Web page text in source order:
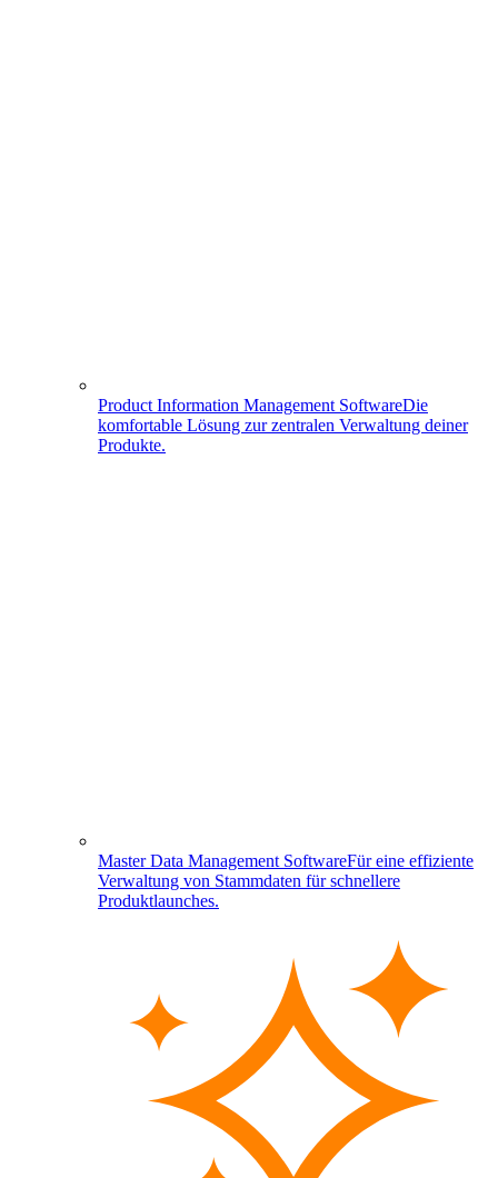
Product Information Management SoftwareDie
komfortable Lösung zur zentralen Verwaltung deiner
Produkte.
Master Data Management SoftwareFür eine effiziente
Verwaltung von Stammdaten für schnellere
Produktlaunches.